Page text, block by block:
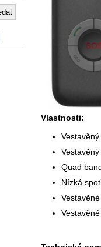
Vlastnosti:
Quad
Nízká